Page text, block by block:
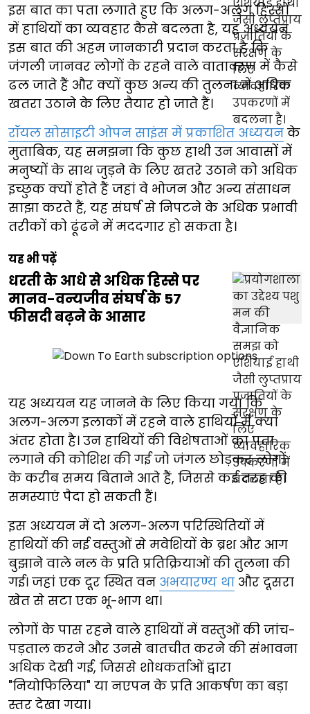
इस बात का पता लगाते हुए कि अलग-अलग हिस्सों
में हाथियों का व्यवहार कैसे बदलता है, यह अध्ययन
इस बात की अहम जानकारी प्रदान करता है कि
जंगली जानवर लोगों के रहने वाले वातावरण में कैसे
ढल जाते हैं और क्यों कुछ अन्य की तुलना में अधिक
खतरा उठाने के लिए तैयार हो जाते हैं।
रॉयल सोसाइटी ओपन साइंस में प्रकाशित अध्ययन के
मुताबिक, यह समझना कि कुछ हाथी उन आवासों में
मनुष्यों के साथ जुड़ने के लिए खतरे उठाने को अधिक
इच्छुक क्यों होते हैं जहां वे भोजन और अन्य संसाधन
साझा करते हैं, यह संघर्ष से निपटने के अधिक प्रभावी
तरीकों को ढूंढने में मददगार हो सकता है।
यह भी पढ़ें
धरती के आधे से अधिक हिस्से पर
मानव-वन्यजीव संघर्ष के 57
फीसदी बढ़ने के आसार
यह अध्ययन यह जानने के लिए किया गया कि
अलग-अलग इलाकों में रहने वाले हाथियों में क्या
अंतर होता है। उन हाथियों की विशेषताओं का पता
लगाने की कोशिश की गई जो जंगल छोड़कर लोगों
के करीब समय बिताने आते हैं, जिससे कई तरह की
समस्याएं पैदा हो सकती हैं।
इस अध्ययन में दो अलग-अलग परिस्थितियों में
हाथियों की नई वस्तुओं से मवेशियों के ब्रश और आग
बुझाने वाले नल के प्रति प्रतिक्रियाओं की तुलना की
गई। जहां एक दूर स्थित वन अभयारण्य था और दूसरा
खेत से सटा एक भू-भाग था।
लोगों के पास रहने वाले हाथियों में वस्तुओं की जांच-
पड़ताल करने और उनसे बातचीत करने की संभावना
अधिक देखी गई, जिससे शोधकर्ताओं द्वारा
"नियोफिलिया" या नएपन के प्रति आकर्षण का बड़ा
स्तर देखा गया।